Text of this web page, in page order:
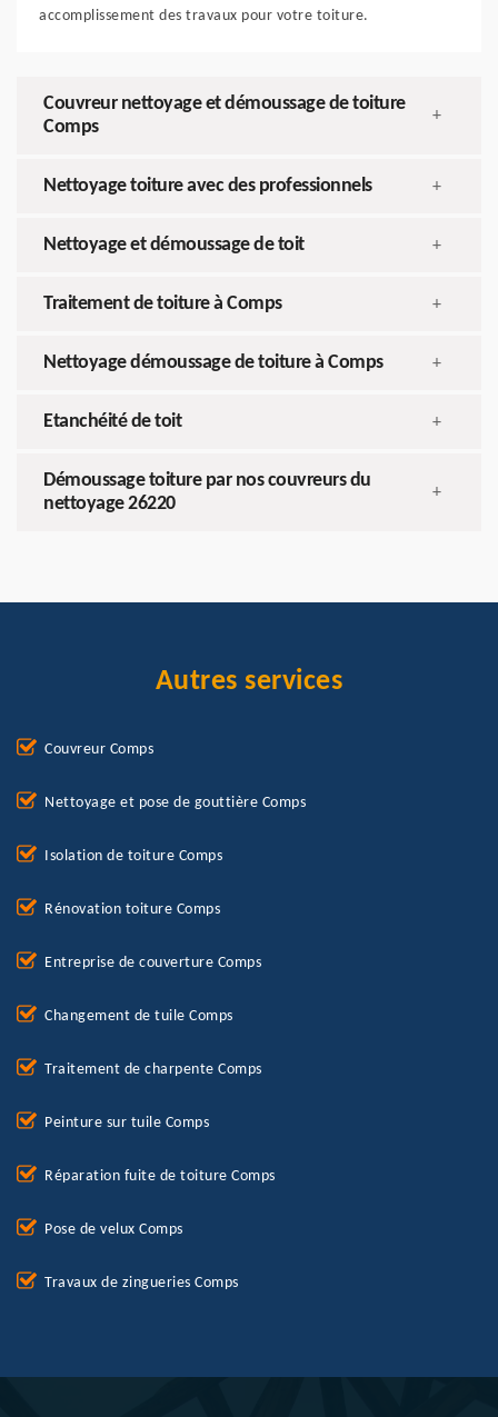
accomplissement des travaux pour votre toiture.
Couvreur nettoyage et démoussage de toiture
Comps
+
Nettoyage toiture avec des professionnels +
Nettoyage et démoussage de toit +
Traitement de toiture à Comps +
Nettoyage démoussage de toiture à Comps +
Etanchéité de toit +
Démoussage toiture par nos couvreurs du
nettoyage 26220
+
Autres services
Couvreur Comps
Nettoyage et pose de gouttière Comps
Isolation de toiture Comps
Rénovation toiture Comps
Entreprise de couverture Comps
Changement de tuile Comps
Traitement de charpente Comps
Peinture sur tuile Comps
Réparation fuite de toiture Comps
Pose de velux Comps
Travaux de zingueries Comps